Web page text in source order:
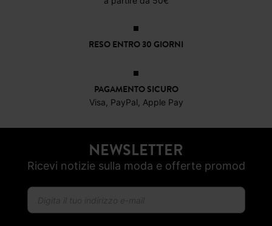
RESO ENTRO 30 GIORNI
PAGAMENTO SICURO
Visa, PayPal, Apple Pay
NEWSLETTER
Ricevi notizie sulla moda e offerte promod